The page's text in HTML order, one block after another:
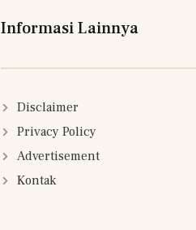
Informasi Lainnya
Disclaimer
Privacy Policy
Advertisement
Kontak